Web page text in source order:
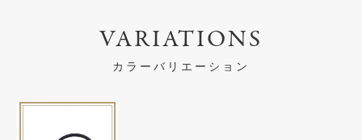
VARIATIONS
カラーバリエーション